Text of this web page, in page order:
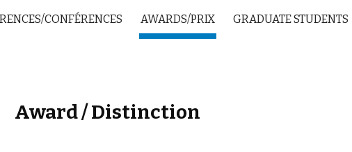
Skip to navigation
CONFÉRENCES AWARDS/PRIX GRADUATE STUDENTS
Award / Distinction